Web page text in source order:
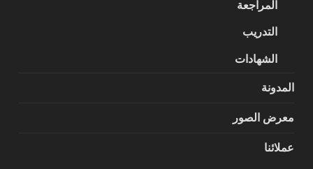
المراجعة
التدريب
الشهادات
المدونة
معرض الصور
عملائنا